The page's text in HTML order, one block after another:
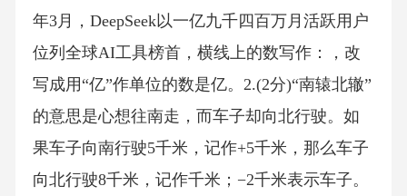
年3月，DeepSeek以一亿九千四百万月活跃用户
位列全球AI工具榜首，横线上的数写作：，改
写成用“亿”作单位的数是亿。2.(2分)“南辕北辙”
的意思是心想往南走，而车子却向北行驶。如
果车子向南行驶5千米，记作+5千米，那么车子
向北行驶8千米，记作千米；−2千米表示车子。